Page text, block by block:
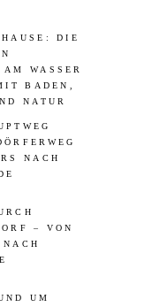
DIE
WASSER
BADEN,
NATUR
NACH
– VON
UM